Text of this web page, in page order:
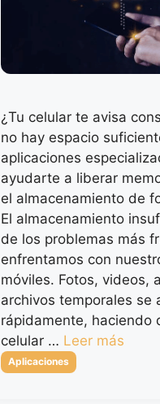
¿Tu celular te avisa
no hay espacio
aplicaciones
ayudarte a liberar
el almacenamiento de
El almacenamiento
de los problemas más
enfrentamos con
móviles. Fotos, videos,
archivos temporales se
rápidamente, haciendo
celular … Leer más
Categorías
Aplicaciones